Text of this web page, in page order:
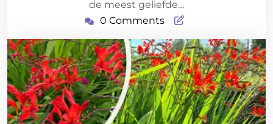
de meest geliefde…
0 Comments